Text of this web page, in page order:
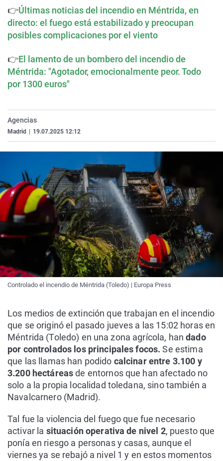
La rosa de los vientos
Gente viajera
Caso
Retornados
Operación Viuda
Extremadura
Galicia
Navarra
País Vasco
Virales
Televisión
👉Últimas noticias del incendio en Méntrida, en
directo: el fuego está estabilizado y preocupan
posibles complicaciones por el viento
👉El lamento de un bombero del incendio de
Méntrida: "Agotador, emocionalmente peor. Todo
por 1300 euros"
Agencias
Madrid 19.07.2025 12:12
Controlado el incendio de Méntrida (Toledo) | Europa Press
Los medios de extinción que trabajan en el incendio
que se originó el pasado jueves a las 15:02 horas en
Méntrida (Toledo) en una zona agrícola, handado
por controlados los principales focos. Se estima
que las llamas han podido calcinar entre 3.100 y
3.200 hectáreasde entornos que han afectado no
solo a la propia localidad toledana, sino también a
Navalcarnero (Madrid).
Tal fue la violencia del fuego que fue necesario
activar la situación operativa de nivel 2, puesto que
ponía en riesgo a personas y casas, aunque el
viernes ya se rebajó a nivel 1 y en estos momentos